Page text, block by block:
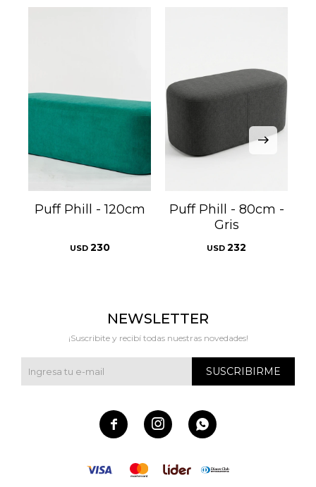
Puff Phill - 120cm
USD 230
Puff Phill - 80cm -
Gris
USD 232
NEWSLETTER
¡Suscribite y recibí todas nuestras novedades!
SUSCRIBIRME
  